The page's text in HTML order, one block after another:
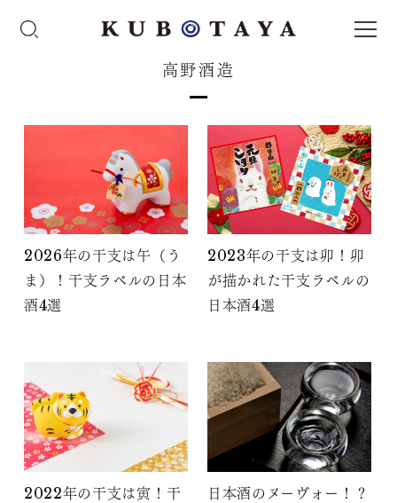
高野酒造
2026年の干支は午（う
ま）！干支ラベルの日本
酒4選
2023年の干支は卯！卯
が描かれた干支ラベルの
日本酒4選
2022年の干支は寅！干
日本酒のヌーヴォー！？